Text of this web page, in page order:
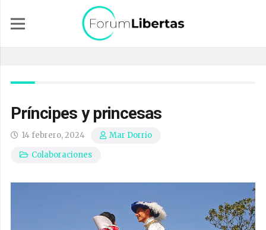
Príncipes y princesas
14 febrero, 2024
Mar Dorrio
Colaboraciones